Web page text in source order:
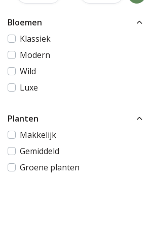
Bloemen
Klassiek
Modern
Wild
Luxe
Planten
Makkelijk
Gemiddeld
Groene planten